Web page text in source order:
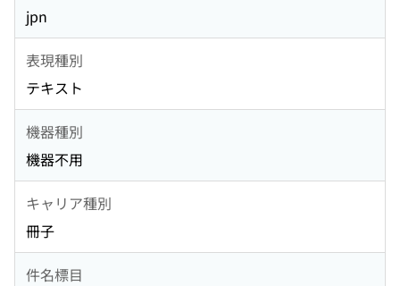
jpn
表現種別
テキスト
機器種別
機器不用
キャリア種別
冊子
件名標目